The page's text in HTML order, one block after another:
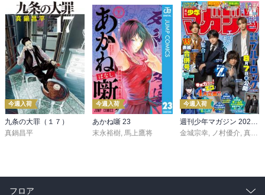
今週入荷
九条の大罪（１７）
真鍋昌平
今週入荷
あかね噺 23
末永裕樹 馬上鷹将
今週入荷
金城宗幸
ノ村優介 真島ヒロ
フロア